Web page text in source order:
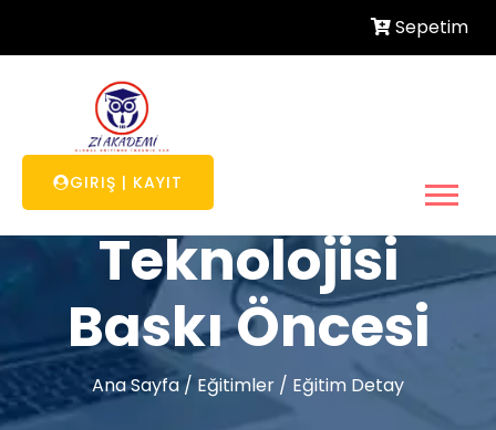
Sepetim
GIRIŞ | KAYIT
Matbaa
Teknolojisi
Baskı Öncesi
Ana Sayfa / Eğitimler / Eğitim Detay